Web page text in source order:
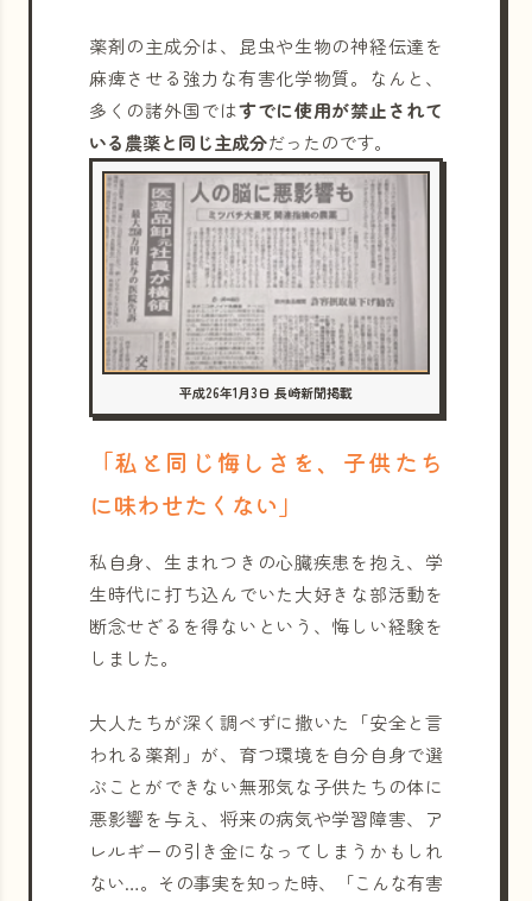
薬剤の主成分は、昆虫や生物の神経伝達を
麻痺させる強力な有害化学物質。なんと、
多くの諸外国ではすでに使用が禁止されて
いる農薬と同じ主成分だったのです。
平成26年1月3日 長崎新聞掲載
「私と同じ悔しさを、子供たち
に味わせたくない」
私自身、生まれつきの心臓疾患を抱え、学
生時代に打ち込んでいた大好きな部活動を
断念せざるを得ないという、悔しい経験を
しました。
大人たちが深く調べずに撒いた「安全と言
われる薬剤」が、育つ環境を自分自身で選
ぶことができない無邪気な子供たちの体に
悪影響を与え、将来の病気や学習障害、ア
レルギーの引き金になってしまうかもしれ
ない…。その事実を知った時、「こんな有害